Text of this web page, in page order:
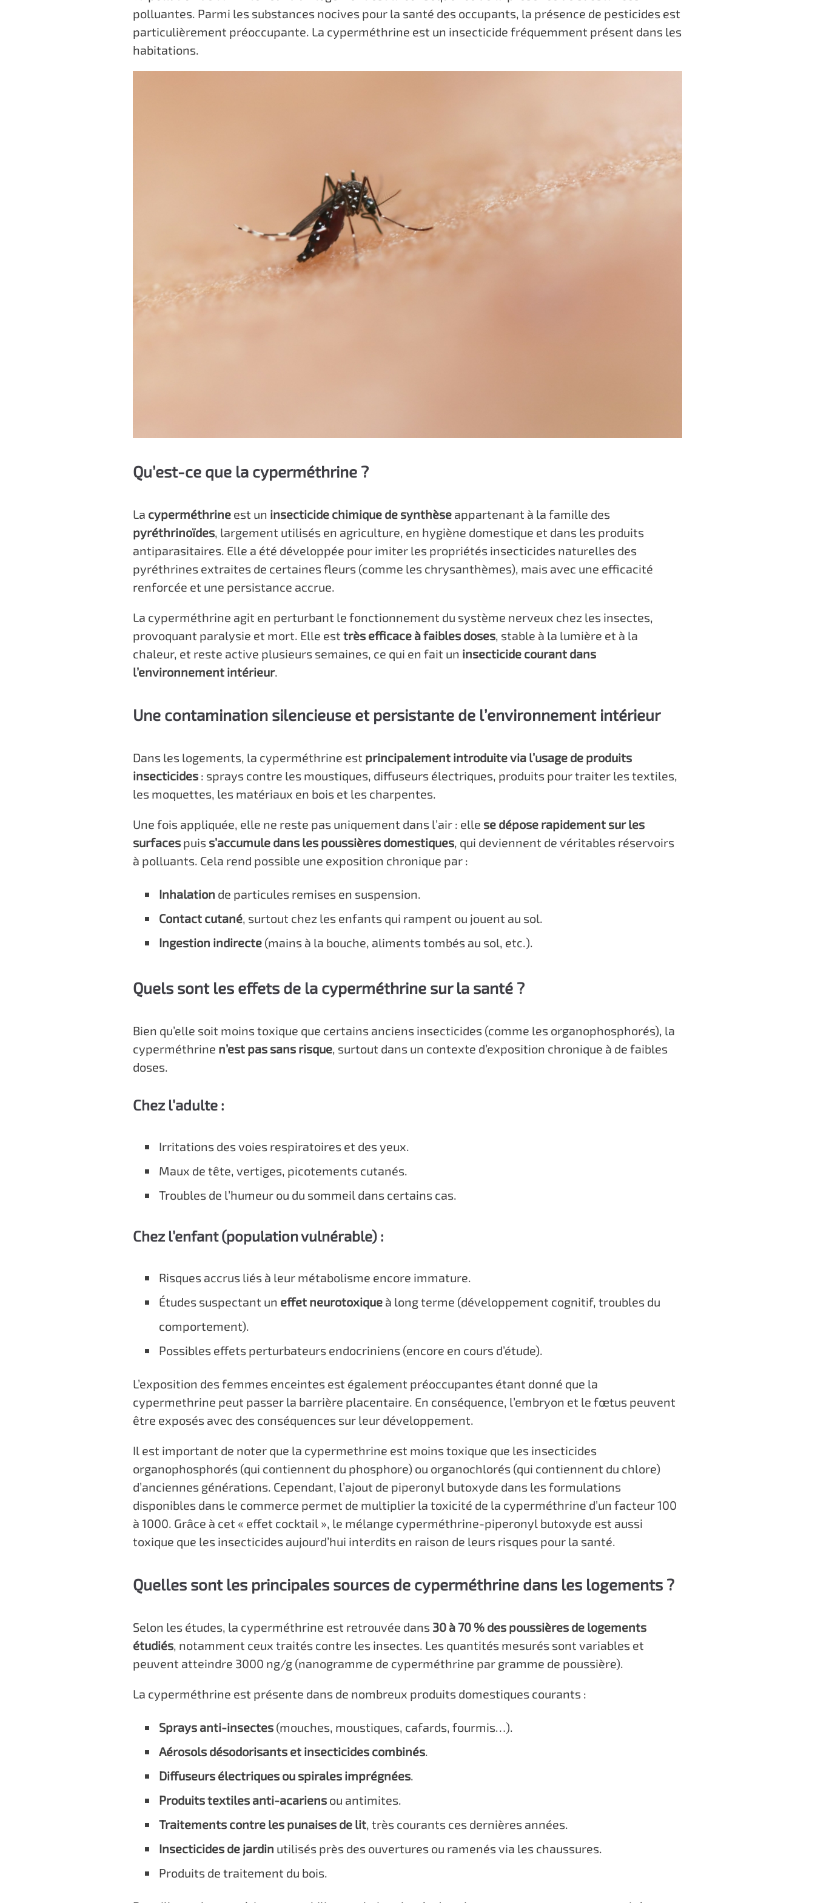
polluantes. Parmi les substances nocives pour la santé des occupants, la présence de pesticides est
particulièrement préoccupante. La cyperméthrine est un insecticide fréquemment présent dans les
habitations.
Qu’est-ce que la cyperméthrine ?
La cyperméthrineest un insecticide chimique de synthèseappartenant à la famille des
pyréthrinoïdes, largement utilisés en agriculture, en hygiène domestique et dans les produits
antiparasitaires. Elle a été développée pour imiter les propriétés insecticides naturelles des
pyréthrines extraites de certaines fleurs (comme les chrysanthèmes), mais avec une efficacité
renforcée et une persistance accrue.
La cyperméthrine agit en perturbant le fonctionnement du système nerveux chez les insectes,
provoquant paralysie et mort. Elle est très efficace à faibles doses, stable à la lumière et à la
chaleur, et reste active plusieurs semaines, ce qui en fait un insecticide courant dans
l’environnement intérieur.
Une contamination silencieuse et persistante de l’environnement intérieur
Dans les logements, la cyperméthrine est principalement introduite via l’usage de produits
insecticides: sprays contre les moustiques, diffuseurs électriques, produits pour traiter les textiles,
les moquettes, les matériaux en bois et les charpentes.
Une fois appliquée, elle ne reste pas uniquement dans l’air : elle se dépose rapidement sur les
surfacespuis s’accumule dans les poussières domestiques, qui deviennent de véritables réservoirs
à polluants. Cela rend possible une exposition chronique par :
Inhalation de particules remises en suspension.
Contact cutané, surtout chez les enfants qui rampent ou jouent au sol.
Ingestion indirecte(mains à la bouche, aliments tombés au sol, etc.).
Quels sont les effets de la cyperméthrine sur la santé ?
Bien qu’elle soit moins toxique que certains anciens insecticides (comme les organophosphorés), la
cyperméthrine n’est pas sans risque, surtout dans un contexte d’exposition chronique à de faibles
doses.
Chez l’adulte :
Irritations des voies respiratoires et des yeux.
Maux de tête, vertiges, picotements cutanés.
Troubles de l’humeur ou du sommeil dans certains cas.
Chez l’enfant (population vulnérable) :
Risques accrus liés à leur métabolisme encore immature.
Études suspectant un effet neurotoxiqueà long terme (développement cognitif, troubles du
comportement).
Possibles effets perturbateurs endocriniens (encore en cours d’étude).
L’exposition des femmes enceintes est également préoccupantes étant donné que la
cypermethrine peut passer la barrière placentaire. En conséquence, l’embryon et le fœtus peuvent
être exposés avec des conséquences sur leur développement.
Il est important de noter que la cypermethrine est moins toxique que les insecticides
organophosphorés (qui contiennent du phosphore) ou organochlorés (qui contiennent du chlore)
d’anciennes générations. Cependant, l’ajout de piperonyl butoxyde dans les formulations
disponibles dans le commerce permet de multiplier la toxicité de la cyperméthrine d’un facteur 100
à 1000. Grâce à cet « effet cocktail », le mélange cyperméthrine-piperonyl butoxyde est aussi
toxique que les insecticides aujourd’hui interdits en raison de leurs risques pour la santé.
Quelles sont les principales sources de cyperméthrine dans les logements ?
Selon les études, la cyperméthrine est retrouvée dans 30 à 70 % des poussières de logements
étudiés, notamment ceux traités contre les insectes. Les quantités mesurés sont variables et
peuvent atteindre 3000 ng/g (nanogramme de cyperméthrine par gramme de poussière).
La cyperméthrine est présente dans de nombreux produits domestiques courants :
Sprays anti-insectes(mouches, moustiques, cafards, fourmis…).
Aérosols désodorisants et insecticides combinés.
Diffuseurs électriques ou spirales imprégnées.
Produits textiles anti-acariensou antimites.
Traitements contre les punaises de lit, très courants ces dernières années.
Insecticides de jardin utilisés près des ouvertures ou ramenés via les chaussures.
Produits de traitement du bois.